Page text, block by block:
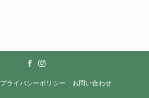
プライバシーポリシー お問い合わせ